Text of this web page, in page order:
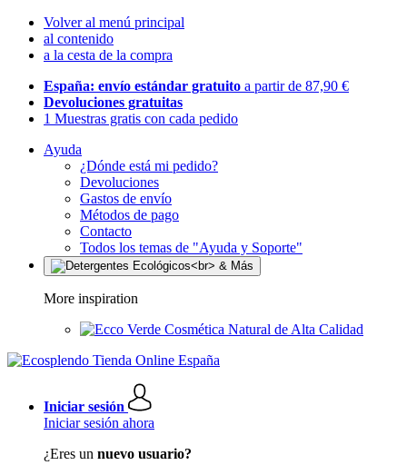
Volver al menú principal
al contenido
a la cesta de la compra
España: envío estándar gratuito a partir de 87,90 €
Devoluciones gratuitas
1 Muestras gratis con cada pedido
Ayuda
¿Dónde está mi pedido?
Devoluciones
Gastos de envío
Métodos de pago
Contacto
Todos los temas de "Ayuda y Soporte"
More inspiration
Cosmética Natural de Alta Calidad
Iniciar sesión
Iniciar sesión ahora
¿Eres un nuevo usuario?